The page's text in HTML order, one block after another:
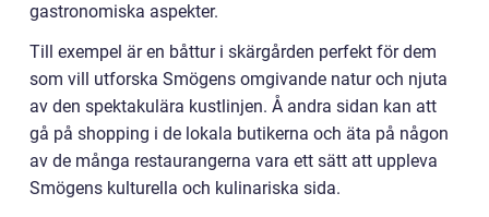
gastronomiska aspekter.
Till exempel är en båttur i skärgården perfekt för dem
som vill utforska Smögens omgivande natur och njuta
av den spektakulära kustlinjen. Å andra sidan kan att
gå på shopping i de lokala butikerna och äta på någon
av de många restaurangerna vara ett sätt att uppleva
Smögens kulturella och kulinariska sida.